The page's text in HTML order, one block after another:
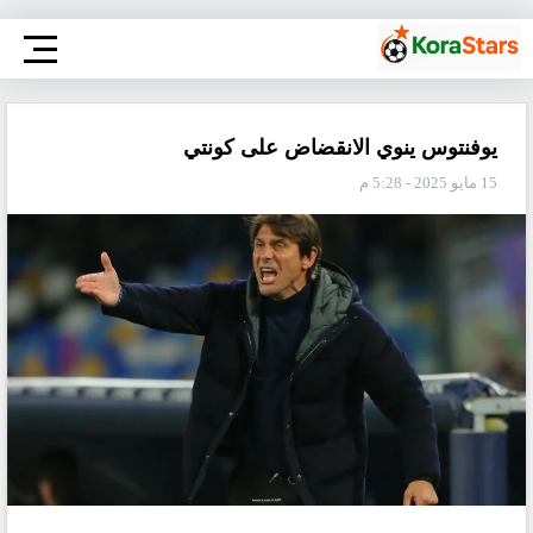
يوفنتوس ينوي الانقضاض على كونتي
15 مايو 2025 - 5:28 م